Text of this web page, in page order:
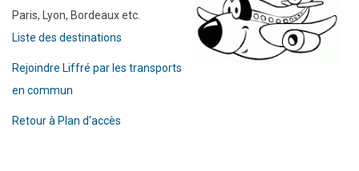
Paris, Lyon, Bordeaux etc.
Liste des destinations
Rejoindre Liffré par les transports
en commun
Retour à Plan d'accès